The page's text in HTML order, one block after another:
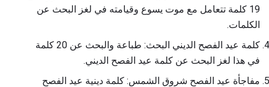
19 كلمة تتعامل مع موت يسوع وقيامته في لغز البحث عن
الكلمات.
كلمة عيد الفصح الديني البحث: طباعة والبحث عن 20 كلمة
في هذا لغز البحث عن كلمة عيد الفصح الديني.
مفاجأة عيد الفصح شروق الشمس: كلمة دينية عيد الفصح